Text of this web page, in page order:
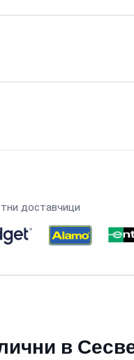
доставчици
в